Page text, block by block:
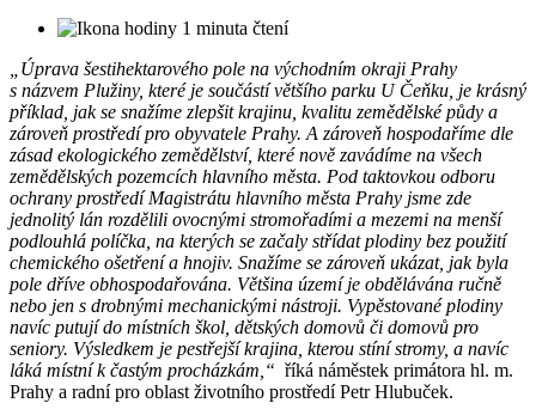
1 minuta čtení
„Úprava šestihektarového pole na východním okraji Prahy
s názvem Plužiny, které je součástí většího parku U Čeňku, je krásný
příklad, jak se snažíme zlepšit krajinu, kvalitu zemědělské půdy a
zároveň prostředí pro obyvatele Prahy. A zároveň hospodaříme dle
zásad ekologického zemědělství, které nově zavádíme na všech
zemědělských pozemcích hlavního města. Pod taktovkou odboru
ochrany prostředí Magistrátu hlavního města Prahy jsme zde
jednolitý lán rozdělili ovocnými stromořadími a mezemi na menší
podlouhlá políčka, na kterých se začaly střídat plodiny bez použití
chemického ošetření a hnojiv. Snažíme se zároveň ukázat, jak byla
pole dříve obhospodařována. Většina území je obdělávána ručně
nebo jen s drobnými mechanickými nástroji. Vypěstované plodiny
navíc putují do místních škol, dětských domovů či domovů pro
seniory. Výsledkem je pestřejší krajina, kterou stíní stromy, a navíc
láká místní k častým procházkám,“ říká náměstek primátora hl. m.
Prahy a radní pro oblast životního prostředí Petr Hlubuček.